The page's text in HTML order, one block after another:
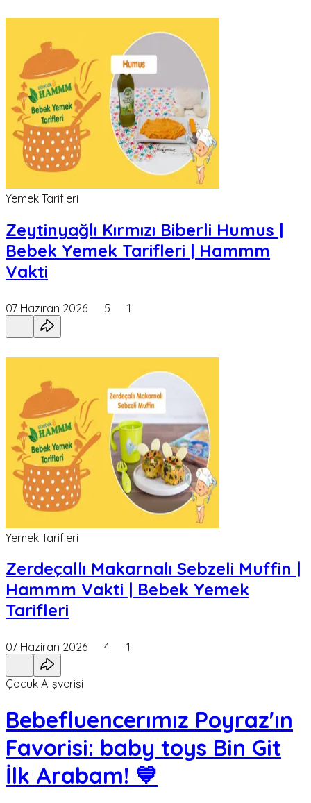
Yemek Tarifleri
Zeytinyağlı Kırmızı Biberli Humus |
Bebek Yemek Tarifleri | Hammm
Vakti
07 Haziran 2026 5 1
Yemek Tarifleri
Zerdeçallı Makarnalı Sebzeli Muffin |
Hammm Vakti | Bebek Yemek
Tarifleri
07 Haziran 2026 4 1
Çocuk Alışverişi
Bebefluencerımız Poyraz'ın
Favorisi: baby toys Bin Git
İlk Arabam! 💙